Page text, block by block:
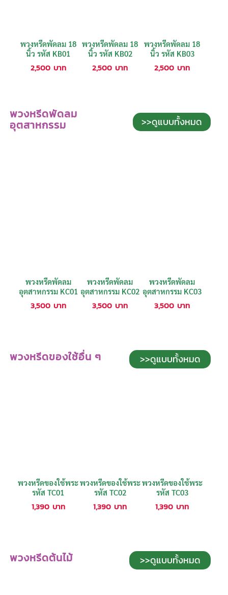
พวงหรีดพัดลม 18
นิ้ว รหัส KB01
2,500 บาท
พวงหรีดพัดลม 18
นิ้ว รหัส KB02
2,500 บาท
พวงหรีดพัดลม 18
นิ้ว รหัส KB03
2,500 บาท
พวงหรีดพัดลม
อุตสาหกรรม >>ดูแบบทั้งหมด
พวงหรีดพัดลม
อุตสาหกรรม KC01
3,500 บาท
พวงหรีดพัดลม
อุตสาหกรรม KC02
3,500 บาท
พวงหรีดพัดลม
อุตสาหกรรม KC03
3,500 บาท
พวงหรีดของใช้อื่น ๆ >>ดูแบบทั้งหมด
พวงหรีดของใช้พระ
รหัส TC01
1,390 บาท
พวงหรีดของใช้พระ
รหัส TC02
1,390 บาท
พวงหรีดของใช้พระ
รหัส TC03
1,390 บาท
พวงหรีดต้นไม้ >>ดูแบบทั้งหมด